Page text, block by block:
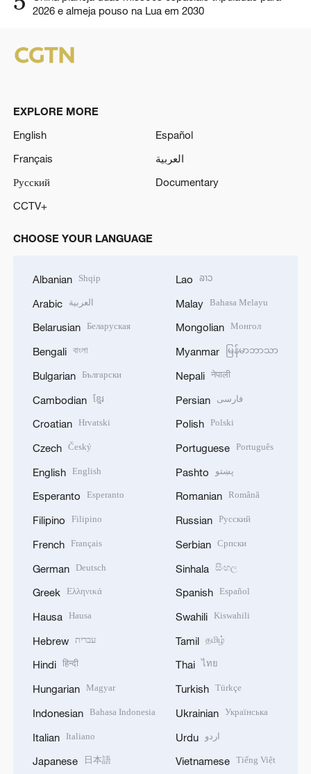
2026 e almeja pouso na Lua em 2030
EXPLORE MORE
English
Español
Français
العربية
Русский
Documentary
CCTV+
CHOOSE YOUR LANGUAGE
Albanian Shqip
Arabic العربية
Belarusian Беларуская
Bengali বাংলা
Bulgarian Български
Cambodian ខ្មែរ
Croatian Hrvatski
Czech Český
English English
Esperanto Esperanto
Filipino Filipino
French Français
German Deutsch
Greek Ελληνικά
Hausa Hausa
Hebrew עברית
Hindi हिन्दी
Hungarian Magyar
Indonesian Bahasa Indonesia
Italian Italiano
Japanese 日本語
Lao ລາວ
Malay Bahasa Melayu
Mongolian Монгол
Myanmar မြန်မာဘာသာ
Nepali नेपाली
Persian فارسی
Polish Polski
Portuguese Português
Pashto پښتو
Romanian Română
Russian Русский
Serbian Српски
Sinhala සිංහල
Spanish Español
Swahili Kiswahili
Tamil தமிழ்
Thai ไทย
Turkish Türkçe
Ukrainian Українська
Urdu اردو
Vietnamese Tiếng Việt